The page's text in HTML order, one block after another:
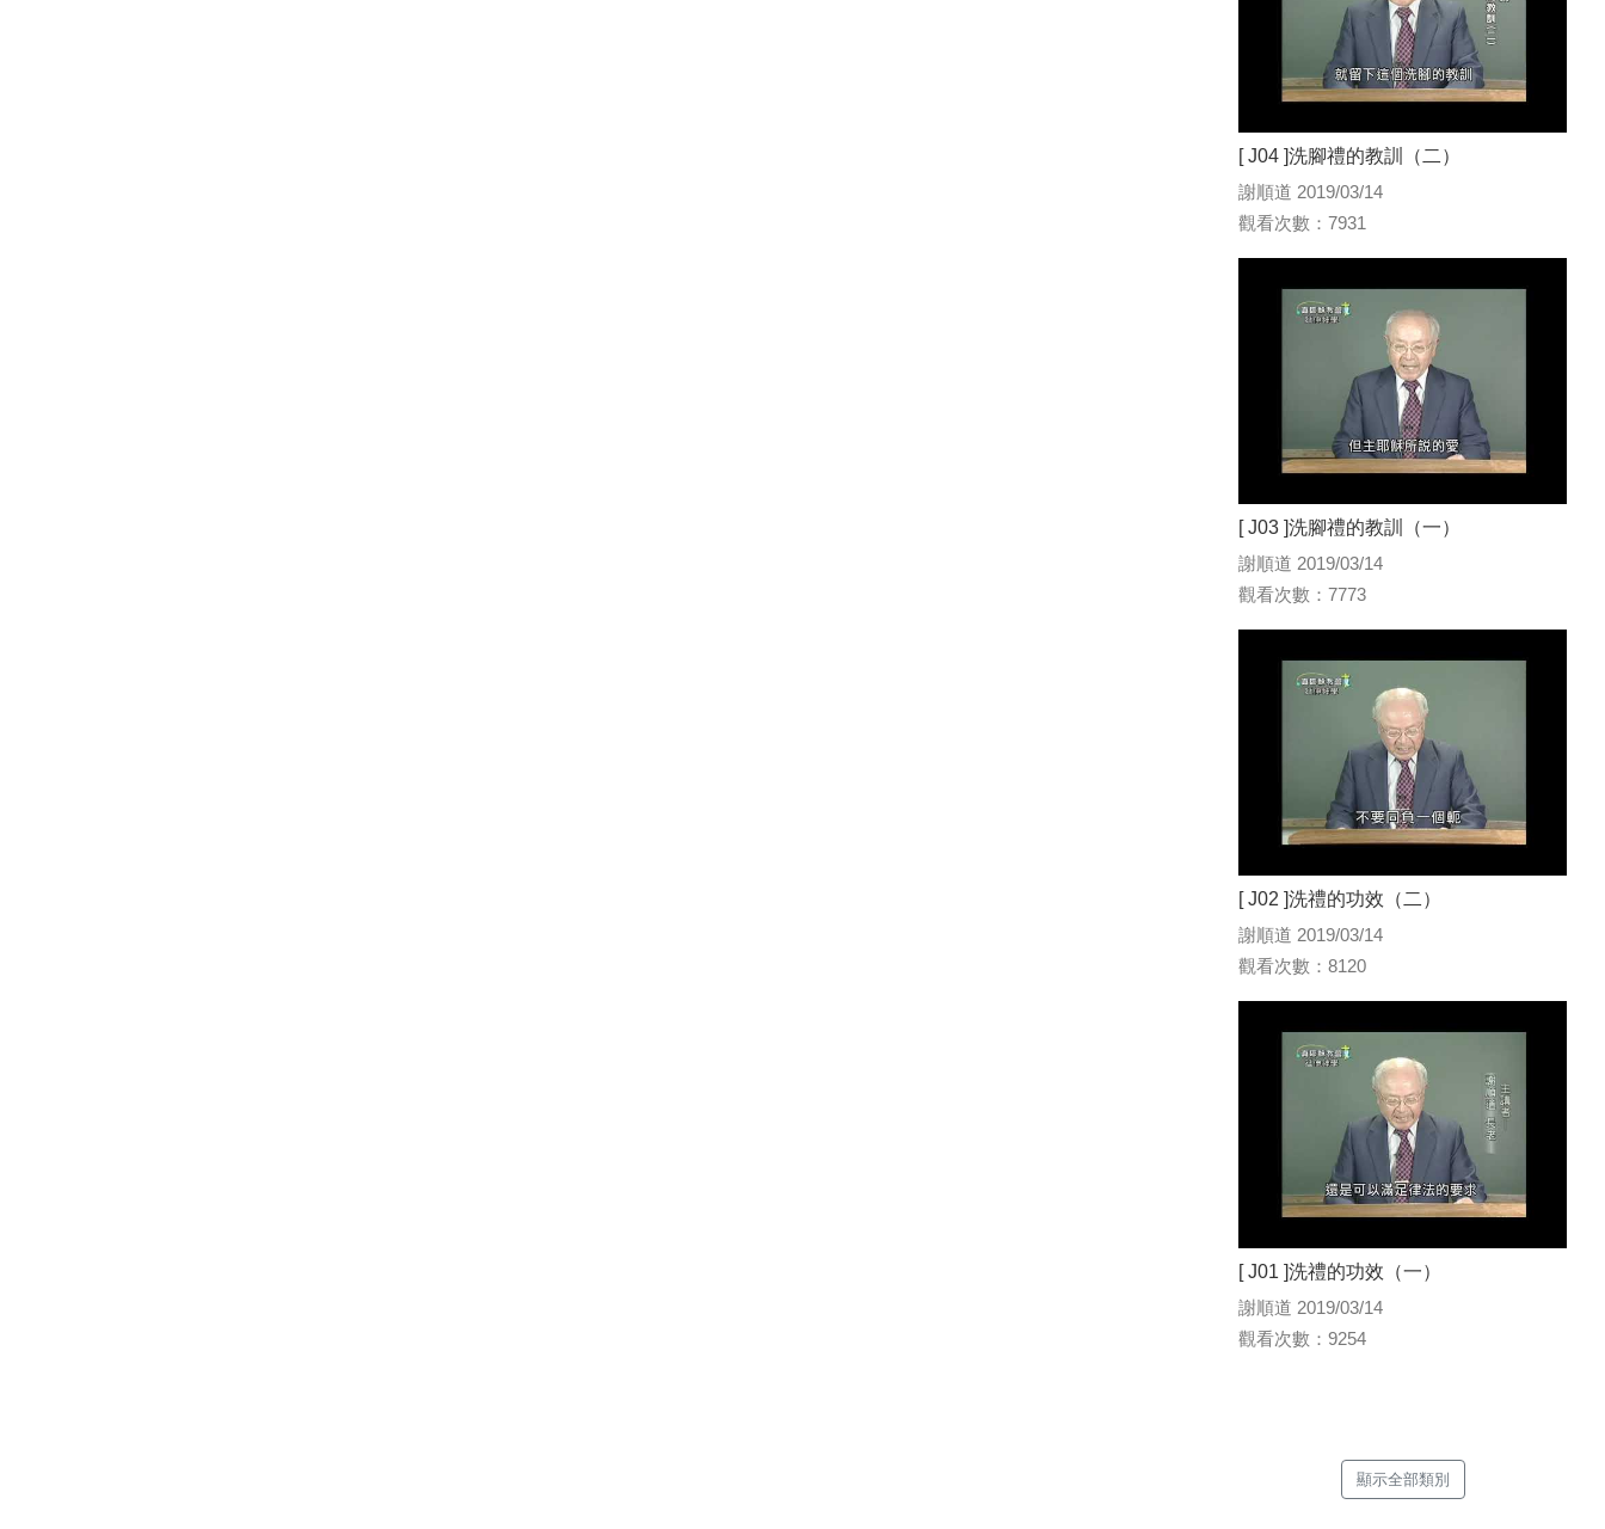
[ J04 ]洗腳禮的教訓（二）
謝順道 2019/03/14
觀看次數：7931
[ J03 ]洗腳禮的教訓（一）
謝順道 2019/03/14
觀看次數：7773
[ J02 ]洗禮的功效（二）
謝順道 2019/03/14
觀看次數：8120
[ J01 ]洗禮的功效（一）
謝順道 2019/03/14
觀看次數：9254
顯示全部類別